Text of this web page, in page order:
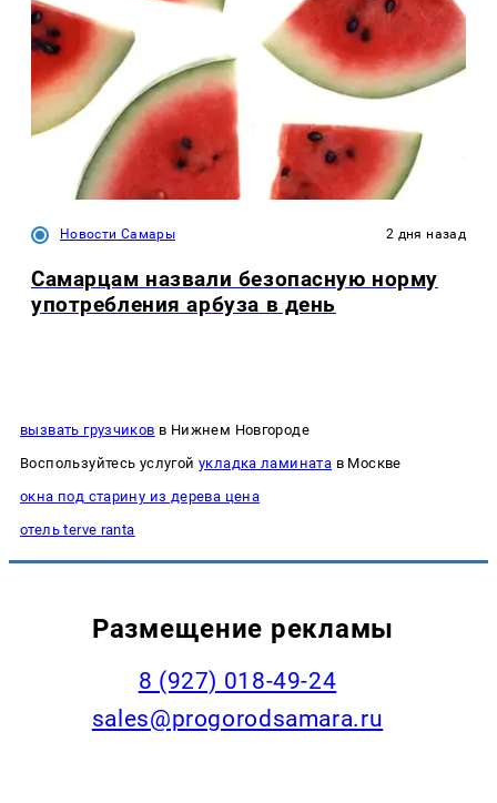
Новости Самары 2 дня назад
Самарцам назвали безопасную норму
употребления арбуза в день
вызвать грузчиков в Нижнем Новгороде
Воспользуйтесь услугой укладка ламината в Москве
окна под старину из дерева цена
отель terve ranta
Размещение рекламы
8 (927) 018-49-24
sales@progorodsamara.ru